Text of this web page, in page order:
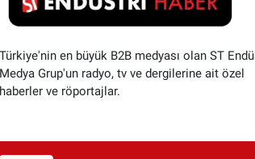
Türkiye'nin en büyük B2B medyası olan ST
Medya Grup'un radyo, tv ve dergilerine ait özel
haberler ve röportajlar.